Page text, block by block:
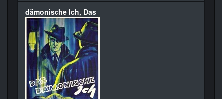
dämonische Ich, Das